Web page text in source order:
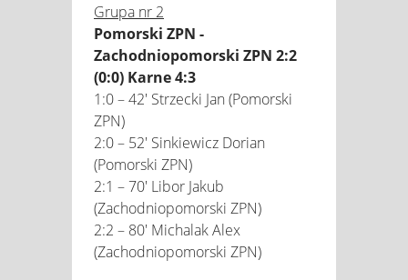
Grupa nr 2
Pomorski ZPN -
Zachodniopomorski ZPN 2:2
(0:0) Karne 4:3
1:0 – 42' Strzecki Jan (Pomorski
ZPN)
2:0 – 52' Sinkiewicz Dorian
(Pomorski ZPN)
2:1 – 70' Libor Jakub
(Zachodniopomorski ZPN)
2:2 – 80' Michalak Alex
(Zachodniopomorski ZPN)